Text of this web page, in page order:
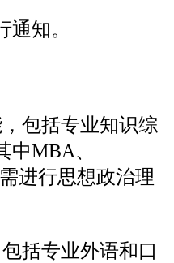
通知。
，包括专业知识综
中MBA、
进行思想政治理
括专业外语和口